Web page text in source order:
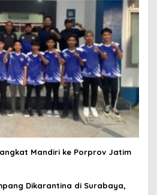
Mandiri ke Porprov Jatim
Dikarantina di Surabaya,